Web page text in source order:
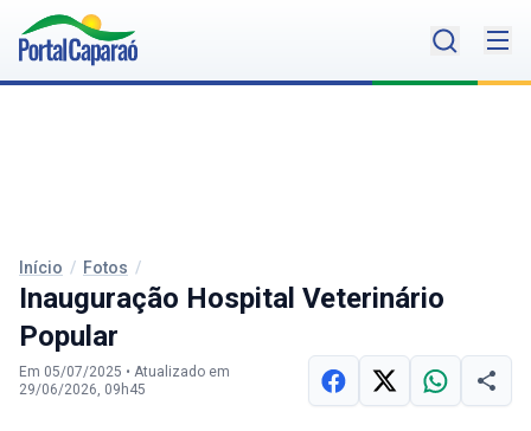
Início / Fotos /
Inauguração Hospital Veterinário
Popular
Em 05/07/2025 • Atualizado em
29/06/2026, 09h45